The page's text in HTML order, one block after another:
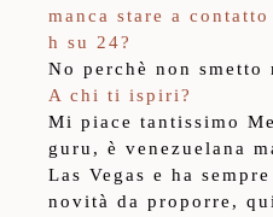
manca stare a
h su 24?
No perchè non smetto
A chi ti ispiri?
Mi piace tantissimo
guru, è venezuelana
Las Vegas e ha
novità da proporre,